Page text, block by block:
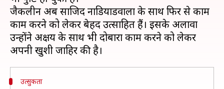
जैकलीन अब साजिद नाडियाडवाला के साथ फिर से काम
काम करने को लेकर बेहद उत्साहित हैं। इसके अलावा
उन्होंने अक्षय के साथ भी दोबारा काम करने को लेकर
उत्सुकता